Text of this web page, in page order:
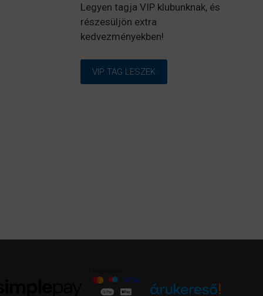
Legyen tagja VIP klubunknak, és
részesüljön extra
kedvezményekben!
VIP TAG LESZEK